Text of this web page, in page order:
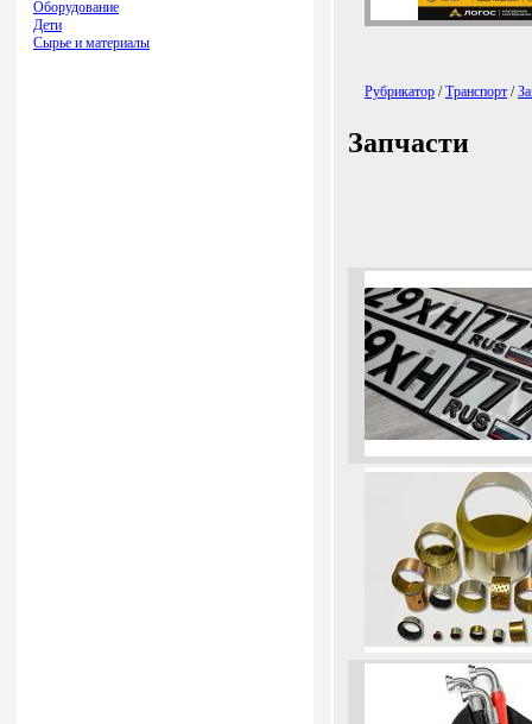
Оборудование
Дети
Сырье и материалы
Рубрикатор /Транспорт /
Запчасти